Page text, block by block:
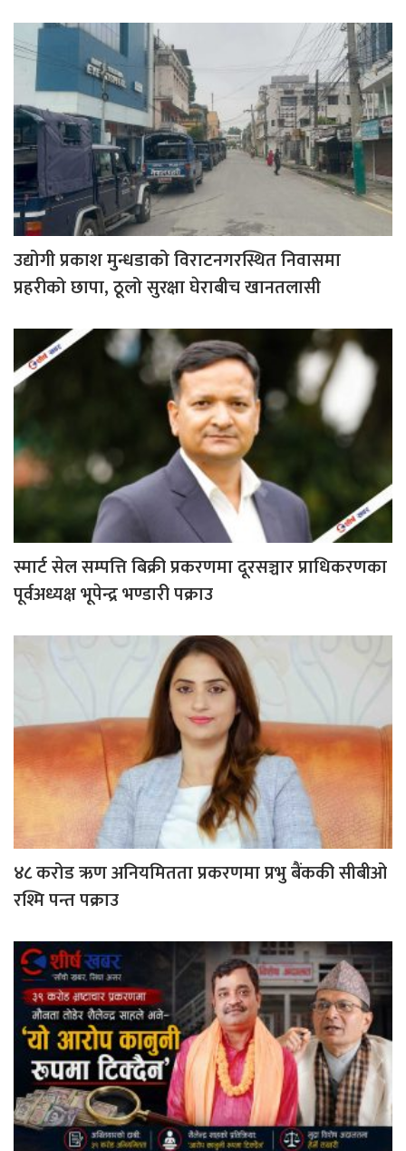
उद्योगी प्रकाश मुन्धडाको विराटनगरस्थित निवासमा
प्रहरीको छापा, ठूलो सुरक्षा घेराबीच खानतलासी
स्मार्ट सेल सम्पत्ति बिक्री प्रकरणमा दूरसञ्चार प्राधिकरणका
पूर्वअध्यक्ष भूपेन्द्र भण्डारी पक्राउ
४८ करोड ऋण अनियमितता प्रकरणमा प्रभु बैंककी सीबीओ
रश्मि पन्त पक्राउ